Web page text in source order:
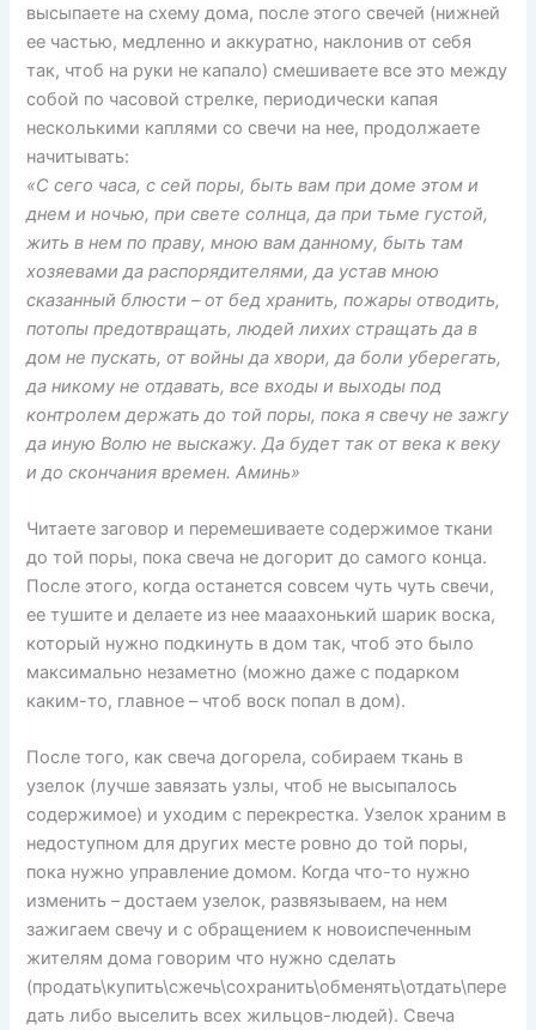
высыпаете на схему дома, после этого свечей (нижней
ее частью, медленно и аккуратно, наклонив от себя
так, чтоб на руки не капало) смешиваете все это между
собой по часовой стрелке, периодически капая
несколькими каплями со свечи на нее, продолжаете
начитывать:
«С сего часа, с сей поры, быть вам при доме этом и
днем и ночью, при свете солнца, да при тьме густой,
жить в нем по праву, мною вам данному, быть там
хозяевами да распорядителями, да устав мною
сказанный блюсти – от бед хранить, пожары отводить,
потопы предотвращать, людей лихих стращать да в
дом не пускать, от войны да хвори, да боли уберегать,
да никому не отдавать, все входы и выходы под
контролем держать до той поры, пока я свечу не зажгу
да иную Волю не выскажу. Да будет так от века к веку
и до скончания времен. Аминь»
Читаете заговор и перемешиваете содержимое ткани
до той поры, пока свеча не догорит до самого конца.
После этого, когда останется совсем чуть чуть свечи,
ее тушите и делаете из нее мааахонький шарик воска,
который нужно подкинуть в дом так, чтоб это было
максимально незаметно (можно даже с подарком
каким-то, главное – чтоб воск попал в дом).
После того, как свеча догорела, собираем ткань в
узелок (лучше завязать узлы, чтоб не высыпалось
содержимое) и уходим с перекрестка. Узелок храним в
недоступном для других месте ровно до той поры,
пока нужно управление домом. Когда что-то нужно
изменить – достаем узелок, развязываем, на нем
зажигаем свечу и с обращением к новоиспеченным
жителям дома говорим что нужно сделать
(продать\купить\сжечь\сохранить\обменять\отдать\пере
дать либо выселить всех жильцов-людей). Свеча